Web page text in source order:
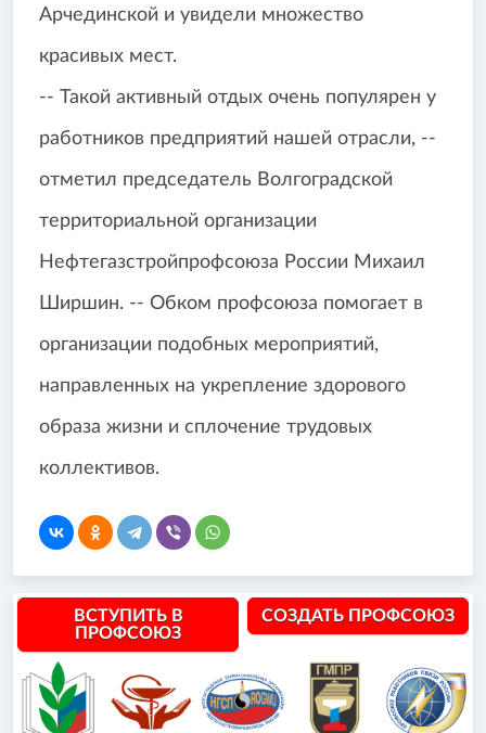
Арчединской и увидели множество
красивых мест.
-- Такой активный отдых очень популярен у
работников предприятий нашей отрасли, --
отметил председатель Волгоградской
территориальной организации
Нефтегазстройпрофсоюза России Михаил
Ширшин. -- Обком профсоюза помогает в
организации подобных мероприятий,
направленных на укрепление здорового
образа жизни и сплочение трудовых
коллективов.
ВСТУПИТЬ В
ПРОФСОЮЗ
СОЗДАТЬ ПРОФСОЮЗ